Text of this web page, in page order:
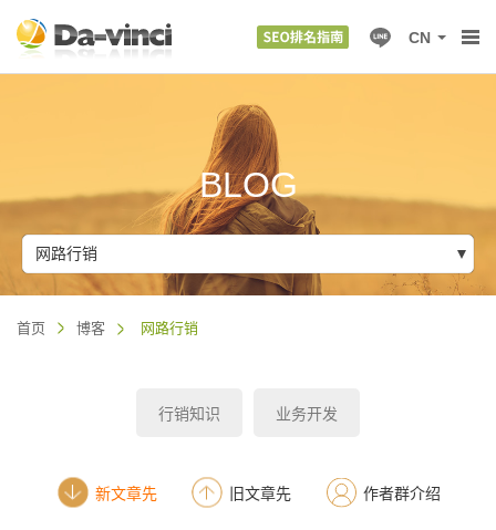
CN
BLOG
网路行销
首页 博客 网路行销
行销知识 业务开发
新文章先 旧文章先 作者群介绍